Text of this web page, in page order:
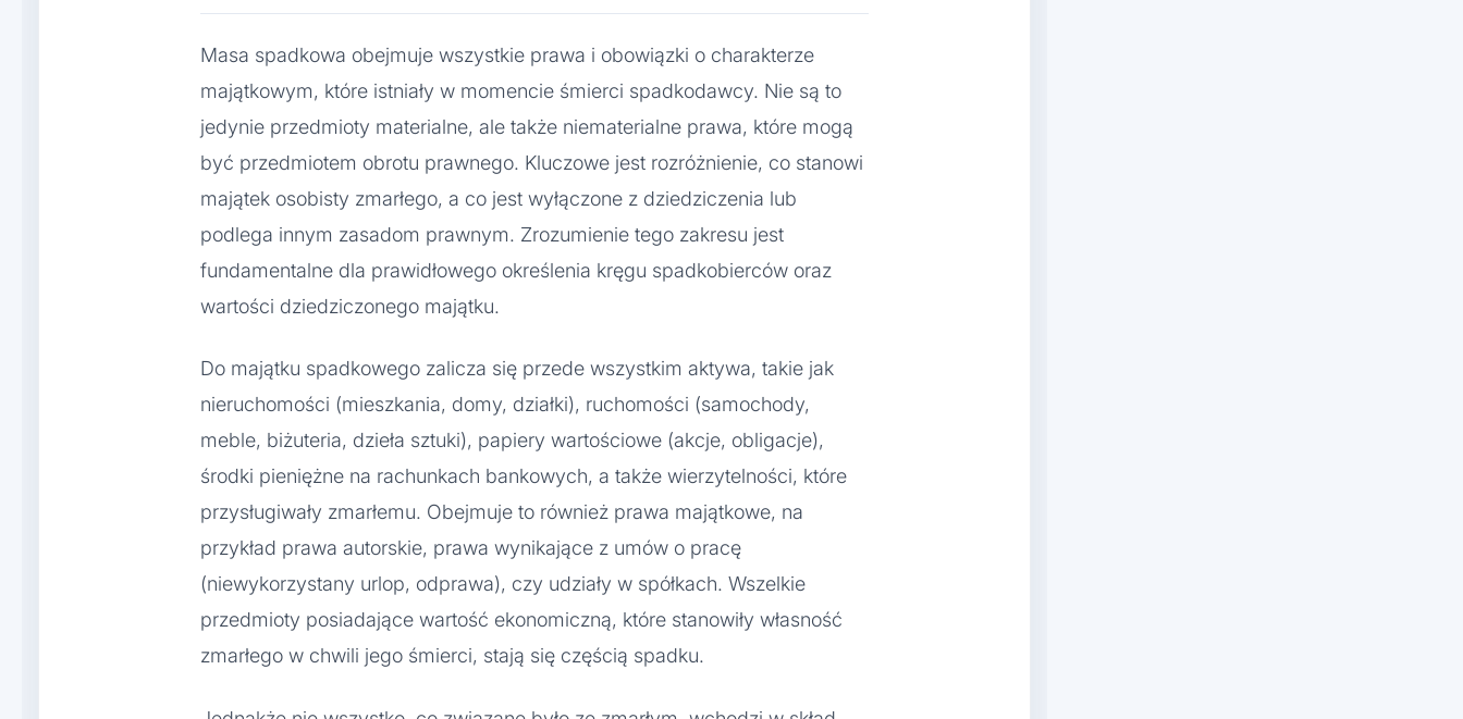
Masa spadkowa obejmuje wszystkie prawa i obowiązki o charakterze
majątkowym, które istniały w momencie śmierci spadkodawcy. Nie są to
jedynie przedmioty materialne, ale także niematerialne prawa, które mogą
być przedmiotem obrotu prawnego. Kluczowe jest rozróżnienie, co stanowi
majątek osobisty zmarłego, a co jest wyłączone z dziedziczenia lub
podlega innym zasadom prawnym. Zrozumienie tego zakresu jest
fundamentalne dla prawidłowego określenia kręgu spadkobierców oraz
wartości dziedziczonego majątku.
Do majątku spadkowego zalicza się przede wszystkim aktywa, takie jak
nieruchomości (mieszkania, domy, działki), ruchomości (samochody,
meble, biżuteria, dzieła sztuki), papiery wartościowe (akcje, obligacje),
środki pieniężne na rachunkach bankowych, a także wierzytelności, które
przysługiwały zmarłemu. Obejmuje to również prawa majątkowe, na
przykład prawa autorskie, prawa wynikające z umów o pracę
(niewykorzystany urlop, odprawa), czy udziały w spółkach. Wszelkie
przedmioty posiadające wartość ekonomiczną, które stanowiły własność
zmarłego w chwili jego śmierci, stają się częścią spadku.